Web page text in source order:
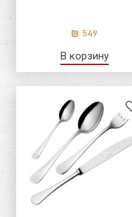
549
В корзину